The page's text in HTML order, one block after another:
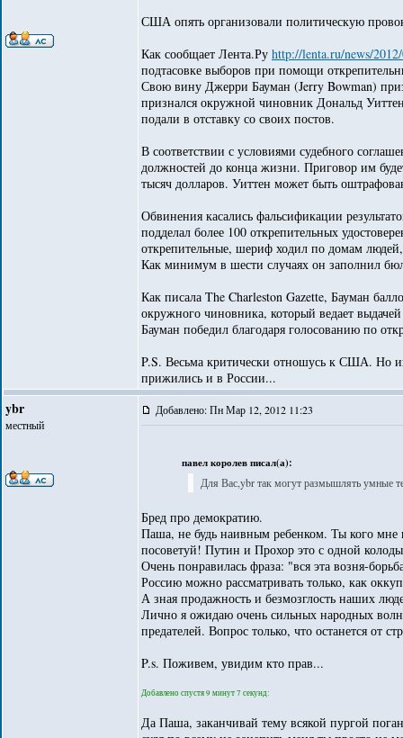
США опять организовали политическую
Как сообщает Лента.Ру http://lenta.ru/news/
подтасовке выборов при помощи
Свою вину Джерри Бауман (Jerry Bowman)
признался окружной чиновник Дональд
подали в отставку со своих постов.
В соответствии с условиями судебного
должностей до конца жизни. Приговор им
тысяч долларов. Уиттен может быть
Обвинения касались фальсификации
подделал более 100 открепительных
открепительные, шериф ходил по домам
Как минимум в шести случаях он заполнил
Как писала The Charleston Gazette, Бауман
окружного чиновника, который ведает
Бауман победил благодаря голосованию по
P.S. Весьма критически отношусь к США. Но
прижились и в России...
ybr
местный
Добавлено: Пн Мар 12, 2012 11:23
павел королев писал(а):
Для Вас,ybr так могут размышлять умные
Бред про демократию.
Паша, не будь наивным ребенком. Ты кого
посоветуй! Путин и Прохор это с одной
Очень понравилась фраза: "вся эта возня-
Россию можно рассматривать только, как
А зная продажность и безмозглость наших
Лично я ожидаю очень сильных народных
предателей. Вопрос только, что останется от
P.s. Поживем, увидим кто прав...
Добавлено спустя 9 минут 7 секунд:
Да Паша, заканчивай тему всякой пургой